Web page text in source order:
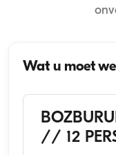
Wat u moet
// 12